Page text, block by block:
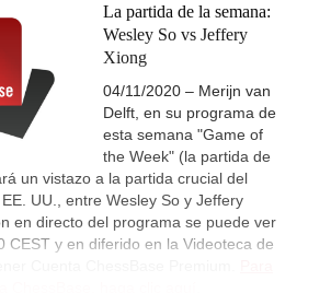
La partida de la semana:
Wesley So vs Jeffery
Xiong
04/11/2020 – Merijn van
Delft, en su programa de
esta semana "Game of
the Week" (la partida de
un vistazo a la partida crucial del
UU., entre Wesley So y Jeffery
en directo del programa se puede ver
CEST y en diferido en la Videoteca de